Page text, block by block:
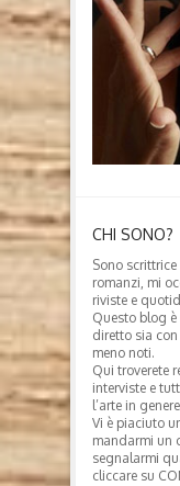
CHI SONO?
Sono
romanzi, mi
riviste e
Questo blog
diretto sia
meno noti.
Qui troverete
interviste e
l’arte in
Vi è piaciuto
mandarmi un
segnalarmi
cliccare su